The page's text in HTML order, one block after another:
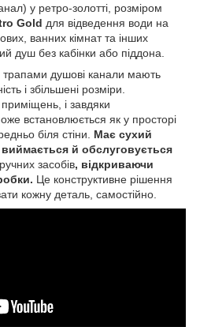
у ретро-золотті, розміром
Gold для відведення води на
ванних кімнат та інших
душ без кабінки або піддона.
трапами душові канали мають
і збільшені розміри.
і завдяки
встановлюється як у просторі
біля стіни. Має сухий
й обслуговується
засобів, відкриваючи
Це конструктивне рішення
кожну деталь, самостійно.